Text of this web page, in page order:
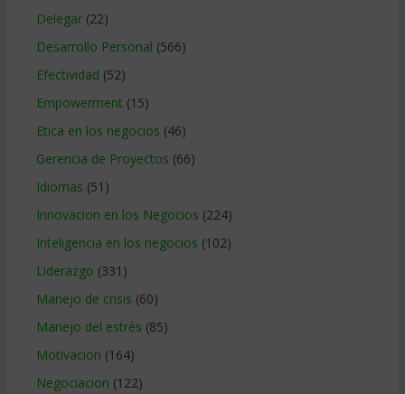
Delegar(22)
Desarrollo Personal (566)
Efectividad (52)
Empowerment (15)
Etica en los negocios (46)
Gerencia de Proyectos (66)
Idiomas (51)
Innovacion en los Negocios (224)
Inteligencia en los negocios (102)
Liderazgo (331)
Manejo de crisis (60)
Manejo del estrés (85)
Motivacion (164)
Negociacion (122)